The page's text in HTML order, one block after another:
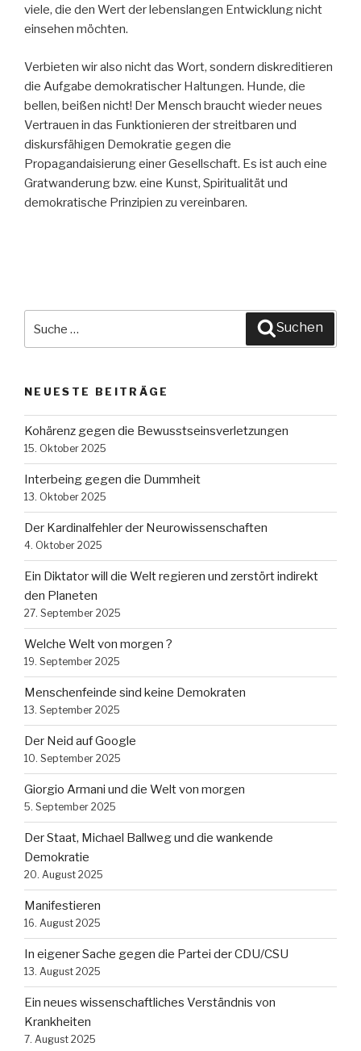
viele, die den Wert der lebenslangen Entwicklung nicht
einsehen möchten.
Verbieten wir also nicht das Wort, sondern diskreditieren
die Aufgabe demokratischer Haltungen. Hunde, die
bellen, beißen nicht! Der Mensch braucht wieder neues
Vertrauen in das Funktionieren der streitbaren und
diskursfähigen Demokratie gegen die
Propagandaisierung einer Gesellschaft. Es ist auch eine
Gratwanderung bzw. eine Kunst, Spiritualität und
demokratische Prinzipien zu vereinbaren.
Suchen
NEUESTE BEITRÄGE
Kohärenz gegen die Bewusstseinsverletzungen
15. Oktober 2025
Interbeing gegen die Dummheit
13. Oktober 2025
Der Kardinalfehler der Neurowissenschaften
4. Oktober 2025
Ein Diktator will die Welt regieren und zerstört indirekt
den Planeten
27. September 2025
Welche Welt von morgen ?
19. September 2025
Menschenfeinde sind keine Demokraten
13. September 2025
Der Neid auf Google
10. September 2025
Giorgio Armani und die Welt von morgen
5. September 2025
Der Staat, Michael Ballweg und die wankende
Demokratie
20. August 2025
Manifestieren
16. August 2025
In eigener Sache gegen die Partei der CDU/CSU
13. August 2025
Ein neues wissenschaftliches Verständnis von
Krankheiten
7. August 2025